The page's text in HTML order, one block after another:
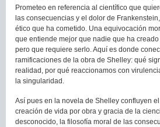
Prometeo en referencia al científico que
las consecuencias y el dolor de
ético que ha cometido. Una equivocación
que entiende mejor que nadie que ha
pero que requiere serlo. Aquí es donde
ramificaciones de la obra de Shelley: qué
realidad, por qué reaccionamos con
la singularidad.
Así pues en la novela de Shelley confluyen
creación de vida por obra y gracia de la
desconocido, la filosofía moral de las